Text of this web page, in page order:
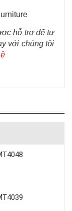
hỗ trợ để tư
với chúng tôi